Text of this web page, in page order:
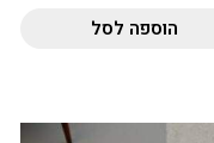
הוספה לסל